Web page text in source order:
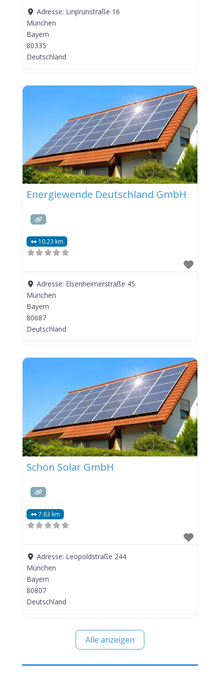
Adresse: Linprunstraße 16
München
Bayern
80335
Deutschland
Energiewende Deutschland GmbH
10.23 km
Adresse: Elsenheimerstraße 45
München
Bayern
80687
Deutschland
Schön Solar GmbH
7.63 km
Adresse: Leopoldstraße 244
München
Bayern
80807
Deutschland
Alle anzeigen